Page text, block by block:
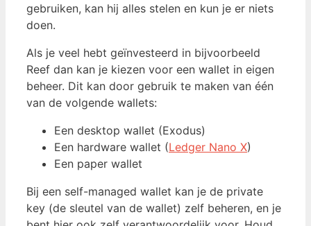
gebruiken, kan hij alles stelen en kun je er niets
doen.
Als je veel hebt geïnvesteerd in bijvoorbeeld
Reef dan kan je kiezen voor een wallet in eigen
beheer. Dit kan door gebruik te maken van één
van de volgende wallets:
Een desktop wallet (Exodus)
Een hardware wallet (Ledger Nano X)
Een paper wallet
Bij een self-managed wallet kan je de private
key (de sleutel van de wallet) zelf beheren, en je